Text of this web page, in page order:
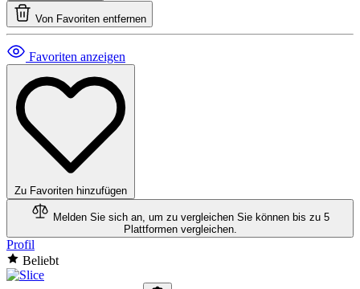
Von Favoriten entfernen
Favoriten anzeigen
Zu Favoriten hinzufügen
Melden Sie sich an, um zu vergleichen Sie können bis zu 5
Plattformen vergleichen.
Profil
Beliebt